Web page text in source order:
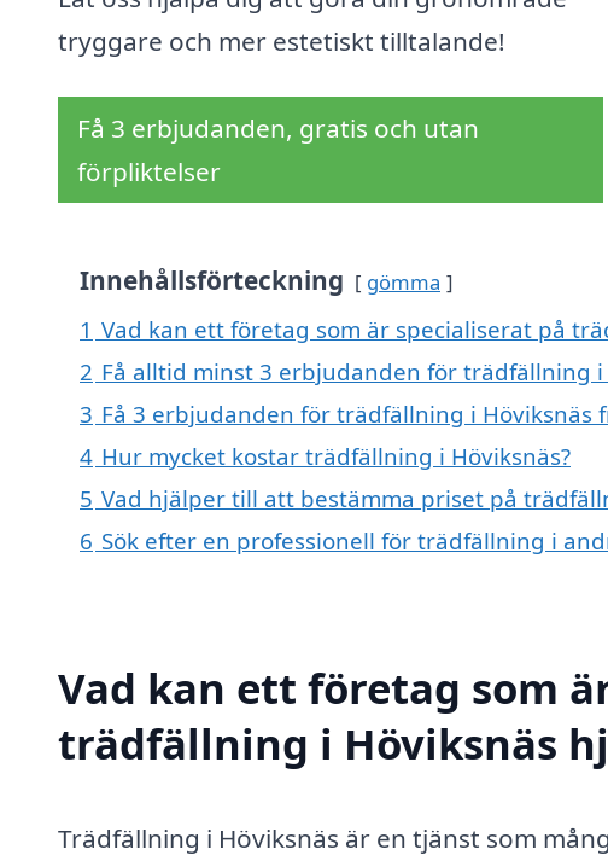
tryggare och mer estetiskt tilltalande!
Få 3 erbjudanden, gratis och utan
förpliktelser
Innehållsförteckning gömma
1 Vad kan ett företag som är specialiserat på
2 Få alltid minst 3 erbjudanden för trädfällning i
3 Få 3 erbjudanden för trädfällning i Höviksnäs
4 Hur mycket kostar trädfällning i Höviksnäs?
5 Vad hjälper till att bestämma priset på
6 Sök efter en professionell för trädfällning i
Vad kan ett företag som
trädfällning i Höviksnäs
Trädfällning i Höviksnäs är en tjänst som